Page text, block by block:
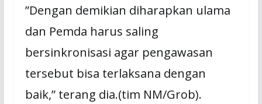
”Dengan demikian diharapkan ulama
dan Pemda harus saling
bersinkronisasi agar pengawasan
tersebut bisa terlaksana dengan
baik,” terang dia.(tim NM/Grob).